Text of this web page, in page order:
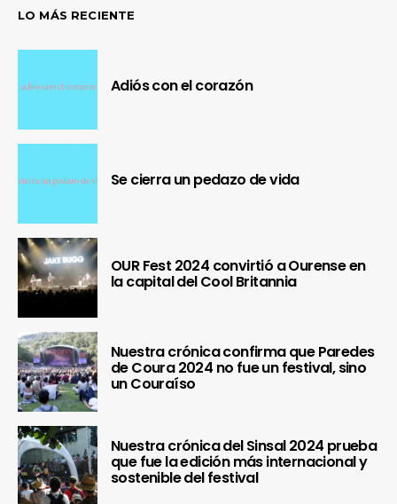
LO MÁS RECIENTE
Adiós con el corazón
Se cierra un pedazo de vida
OUR Fest 2024 convirtió a Ourense en
la capital del Cool Britannia
Nuestra crónica confirma que Paredes
de Coura 2024 no fue un festival, sino
un Couraíso
Nuestra crónica del Sinsal 2024 prueba
que fue la edición más internacional y
sostenible del festival